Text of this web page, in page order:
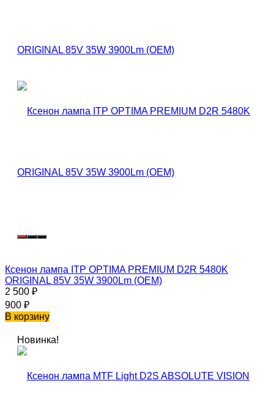
Ксенон лампа ITP OPTIMA PREMIUM D2R 5480K
ORIGINAL 85V 35W 3900Lm (OEM)
2 500 ₽
900 ₽
В корзину
Новинка!